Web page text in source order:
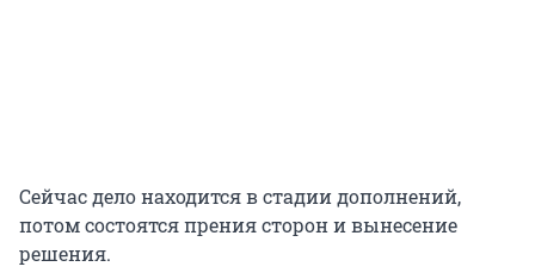
Сейчас дело находится в стадии дополнений,
потом состоятся прения сторон и вынесение
решения.